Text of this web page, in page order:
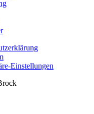
Einstellungen